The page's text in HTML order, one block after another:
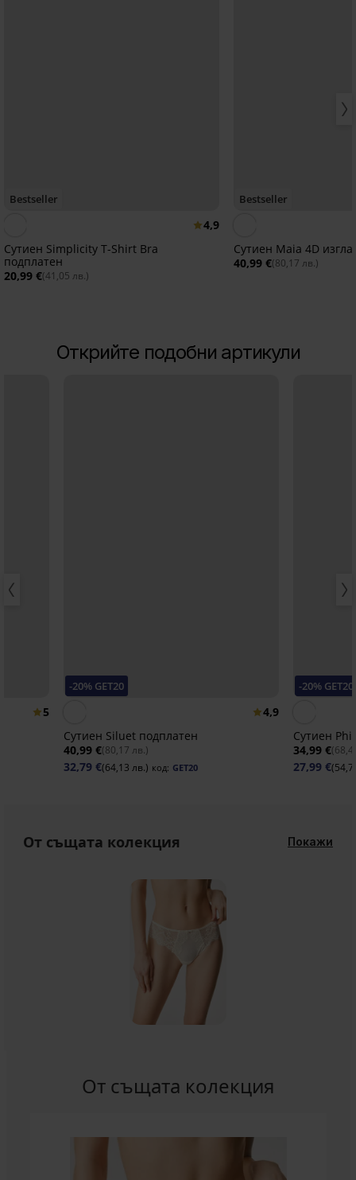
Bestseller
4,9
Сутиен Simplicity T-Shirt Bra
подплатен
20,99 €(41,05 лв.)
Bestseller
Сутиен Maia 4D
40,99 €(80,17 лв.)
Открийте подобни артикули
5
-20% GET20
4,9
Сутиен Siluet подплатен
40,99 €(80,17 лв.)
32,79 €(64,13 лв.) код: GET20
-20% GET20
Сутиен
34,99 €
27,99 €
От същата колекция Покажи
От същата колекция